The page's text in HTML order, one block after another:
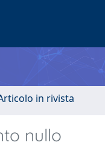
in rivista
nullo